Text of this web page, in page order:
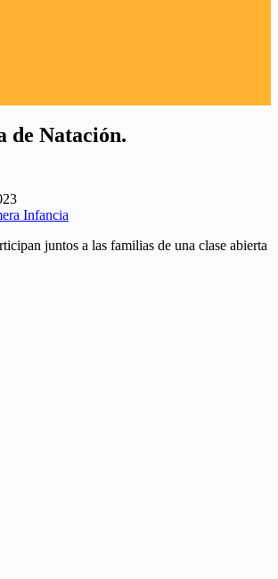
de Natación.
Infancia
juntos a las familias de una clase abierta